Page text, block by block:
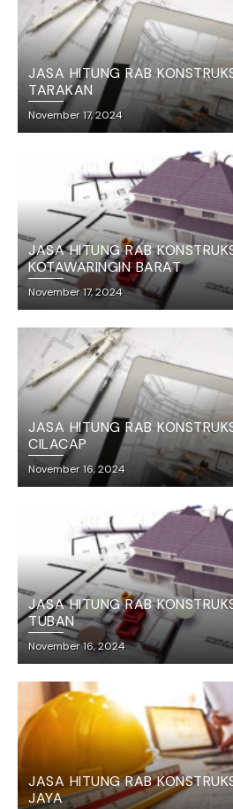
JASA HITUNG RAB
TARAKAN
November 17, 2024
JASA HITUNG RAB
KOTAWARINGIN BARAT
November 17, 2024
JASA HITUNG RAB
CILACAP
November 16, 2024
JASA HITUNG RAB
TUBAN
November 16, 2024
JASA HITUNG RAB
JAYA